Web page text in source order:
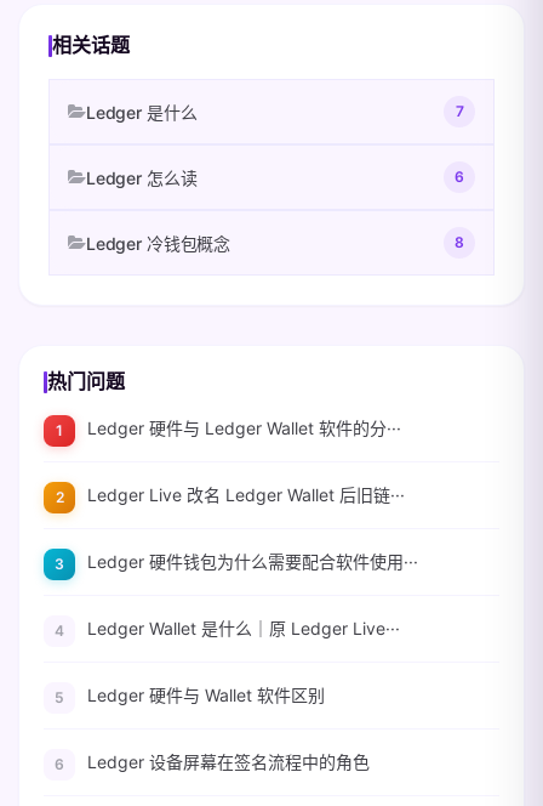
相关话题
Ledger 是什么 7
Ledger 怎么读 6
Ledger 冷钱包概念 8
热门问题
Ledger 硬件与 Ledger Wallet 软件的分···
Ledger Live 改名 Ledger Wallet 后旧链···
Ledger 硬件钱包为什么需要配合软件使用···
Ledger Wallet 是什么｜原 Ledger Live···
Ledger 硬件与 Wallet 软件区别
Ledger 设备屏幕在签名流程中的角色